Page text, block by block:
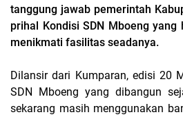
tanggung jawab pemerintah
prihal Kondisi SDN Mboeng yang
menikmati fasilitas seadanya.
Dilansir dari Kumparan, edisi 20
SDN Mboeng yang dibangun
sekarang masih menggunakan